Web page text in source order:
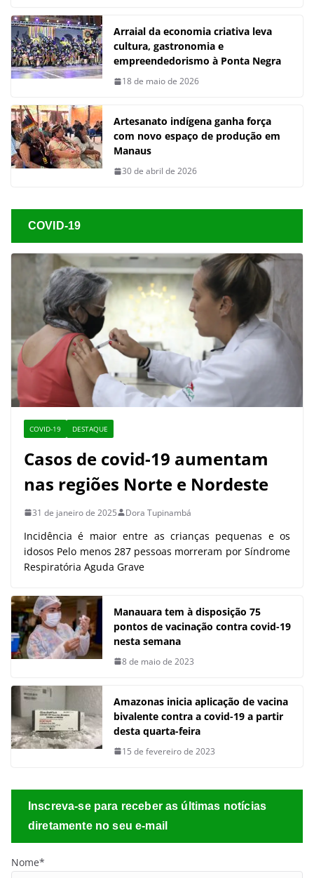
Arraial da economia criativa leva
cultura, gastronomia e
empreendedorismo à Ponta Negra
18 de maio de 2026
Artesanato indígena ganha força
com novo espaço de produção em
Manaus
30 de abril de 2026
COVID-19
COVID-19 DESTAQUE
Casos de covid-19 aumentam
nas regiões Norte e Nordeste
31 de janeiro de 2025 Dora Tupinambá
Incidência é maior entre as crianças pequenas e os
idosos Pelo menos 287 pessoas morreram por Síndrome
Respiratória Aguda Grave
Manauara tem à disposição 75
pontos de vacinação contra covid-19
nesta semana
8 de maio de 2023
Amazonas inicia aplicação de vacina
bivalente contra a covid-19 a partir
desta quarta-feira
15 de fevereiro de 2023
Inscreva-se para receber as últimas notícias
diretamente no seu e-mail
Nome*